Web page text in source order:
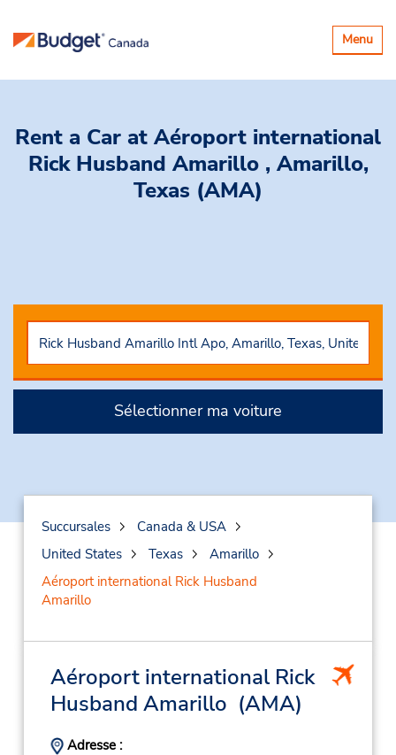
Basculer
la
Menu
Rent a Car at Aéroport international
Rick Husband Amarillo , Amarillo,
Texas (AMA)
Sélectionner ma voiture
Succursales
Canada & USA
United States
Texas
Amarillo
Aéroport international Rick Husband
Amarillo
Aéroport international Rick
Husband Amarillo (AMA)
Adresse :